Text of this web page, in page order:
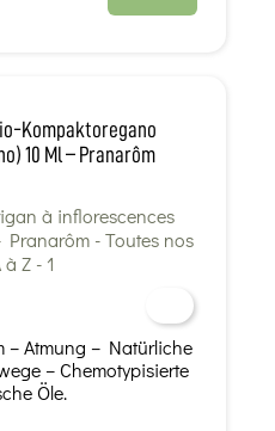
Kompaktoregano
10 Ml – Pranarôm
– Atmung – Natürliche
– Chemotypisierte
Öle.